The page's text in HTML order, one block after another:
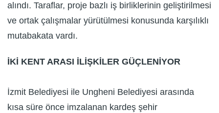
alındı. Taraflar, proje bazlı iş birliklerinin geliştirilmesi
ve ortak çalışmalar yürütülmesi konusunda karşılıklı
mutabakata vardı.
İKİ KENT ARASI İLİŞKİLER GÜÇLENİYOR
İzmit Belediyesi ile Ungheni Belediyesi arasında
kısa süre önce imzalanan kardeş şehir